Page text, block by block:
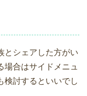
とシェアした方がい
場合はサイドメニュ
検討するといいでし